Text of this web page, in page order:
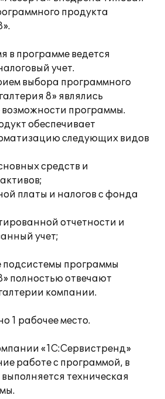
продукта
в программе ведется
учет.
выбора программного
8» являлись
программы.
обеспечивает
следующих видов
средств и
платы и налогов с фонда
отчетности и
учет;
программы
полностью отвечают
компании.
1 рабочее место.
«1С:Сервистренд»
работе с программой, в
техническая